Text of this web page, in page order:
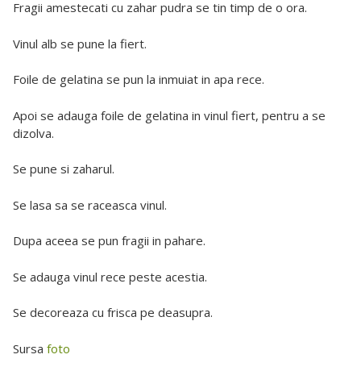
Fragii amestecati cu zahar pudra se tin timp de o ora.
Vinul alb se pune la fiert.
Foile de gelatina se pun la inmuiat in apa rece.
Apoi se adauga foile de gelatina in vinul fiert, pentru a se
dizolva.
Se pune si zaharul.
Se lasa sa se raceasca vinul.
Dupa aceea se pun fragii in pahare.
Se adauga vinul rece peste acestia.
Se decoreaza cu frisca pe deasupra.
Sursa foto